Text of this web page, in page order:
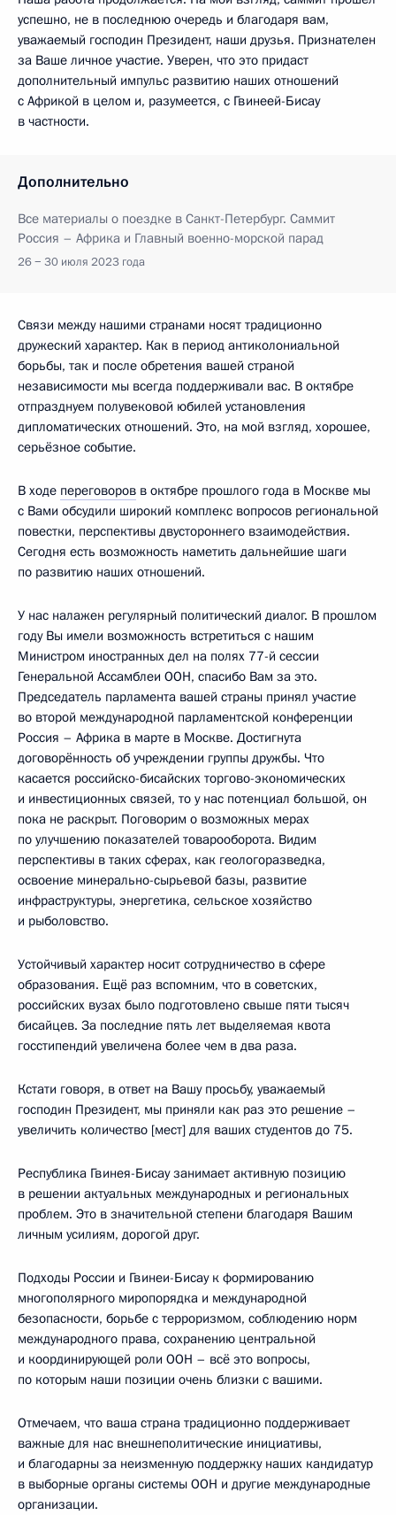
успешно, не в последнюю очередь и благодаря вам,
уважаемый господин Президент, наши друзья. Признателен
за Ваше личное участие. Уверен, что это придаст
дополнительный импульс развитию наших отношений
с Африкой в целом и, разумеется, с Гвинеей-Бисау
в частности.
Дополнительно
Все материалы о поездке в Санкт-Петербург. Саммит
Россия – Африка и Главный военно-морской парад
26 − 30 июля 2023 года
Связи между нашими странами носят традиционно
дружеский характер. Как в период антиколониальной
борьбы, так и после обретения вашей страной
независимости мы всегда поддерживали вас. В октябре
отпразднуем полувековой юбилей установления
дипломатических отношений. Это, на мой взгляд, хорошее,
серьёзное событие.
В ходе переговоров в октябре прошлого года в Москве мы
с Вами обсудили широкий комплекс вопросов региональной
повестки, перспективы двустороннего взаимодействия.
Сегодня есть возможность наметить дальнейшие шаги
по развитию наших отношений.
У нас налажен регулярный политический диалог. В прошлом
году Вы имели возможность встретиться с нашим
Министром иностранных дел на полях 77-й сессии
Генеральной Ассамблеи ООН, спасибо Вам за это.
Председатель парламента вашей страны принял участие
во второй международной парламентской конференции
Россия – Африка в марте в Москве. Достигнута
договорённость об учреждении группы дружбы. Что
касается российско-бисайских торгово-экономических
и инвестиционных связей, то у нас потенциал большой, он
пока не раскрыт. Поговорим о возможных мерах
по улучшению показателей товарооборота. Видим
перспективы в таких сферах, как геологоразведка,
освоение минерально-сырьевой базы, развитие
инфраструктуры, энергетика, сельское хозяйство
и рыболовство.
Устойчивый характер носит сотрудничество в сфере
образования. Ещё раз вспомним, что в советских,
российских вузах было подготовлено свыше пяти тысяч
бисайцев. За последние пять лет выделяемая квота
госстипендий увеличена более чем в два раза.
Кстати говоря, в ответ на Вашу просьбу, уважаемый
господин Президент, мы приняли как раз это решение –
увеличить количество [мест] для ваших студентов до 75.
Республика Гвинея-Бисау занимает активную позицию
в решении актуальных международных и региональных
проблем. Это в значительной степени благодаря Вашим
личным усилиям, дорогой друг.
Подходы России и Гвинеи-Бисау к формированию
многополярного миропорядка и международной
безопасности, борьбе с терроризмом, соблюдению норм
международного права, сохранению центральной
и координирующей роли ООН – всё это вопросы,
по которым наши позиции очень близки с вашими.
Отмечаем, что ваша страна традиционно поддерживает
важные для нас внешнеполитические инициативы,
и благодарны за неизменную поддержку наших кандидатур
в выборные органы системы ООН и другие международные
организации.